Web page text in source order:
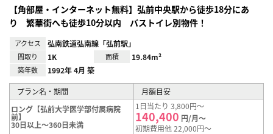
【角部屋・インターネット無料】弘前中央駅から徒歩18分にあ
り 繁華街へも徒歩10分以内 バストイレ別物件！
アクセス 弘南鉄道弘南線「弘前駅」
間取り 1K 面積 19.84m²
築年数 1992年 4月 築
プラン名・期間
月額目安
ロング【弘前大学医学部付属病院
前】
30日以上～360日未満
1日当たり 3,800円～
140,400 円/月～
初期費用他 22,000円～